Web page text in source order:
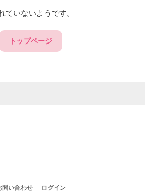
ていないようです。
トップページ
問い合わせ ログイン